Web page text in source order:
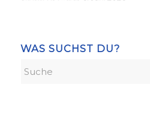
WAS SUCHST DU?